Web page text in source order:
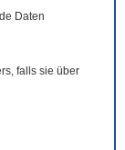
Daten
falls sie über